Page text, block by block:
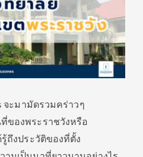
จะมามัดรวมคร่าวๆ
ของพระราชวังหรือ
ถึงประวัติของที่ตั้ง